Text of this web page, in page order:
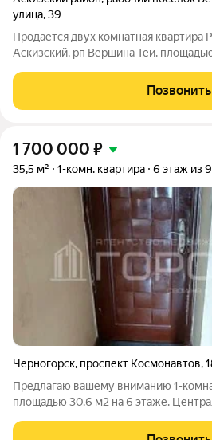
улица,39
Продается двух комнатная квартира
Аскизский, рп Вершина Теи.
сдачи в аренду спортсменам.
лыжники со всей России
Позвонить
1 700 000 ₽
35,5 м² 1-комн. квартира 6 этаж из 9
Черногорск, проспект Космонавтов,
Предлагаю вашему вниманию 1-
площадью 30.6 м2 на 6 этаже.
планировки с большой кухней. На